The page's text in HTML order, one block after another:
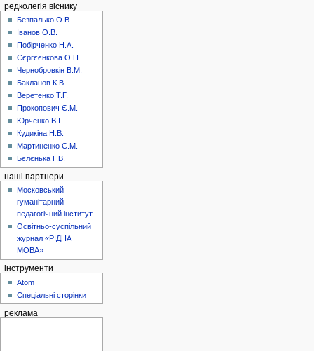
редколегія віснику
Безпалько О.В.
Іванов О.В.
Побірченко Н.А.
Сєргєєнкова О.П.
Чернобровкін В.М.
Бакланов К.В.
Веретенко Т.Г.
Прокопович Є.М.
Юрченко В.І.
Кудикіна Н.В.
Мартиненко С.М.
Бєлєнька Г.В.
наші партнери
Московський
гуманітарний
педагогічний інститут
Освітньо-суспільний
журнал «РІДНА
МОВА»
інструменти
Atom
Спеціальні сторінки
реклама